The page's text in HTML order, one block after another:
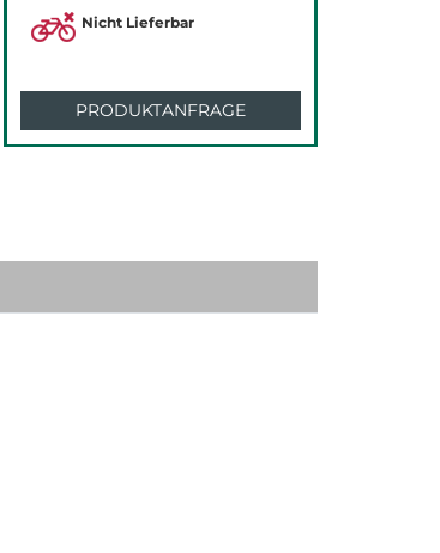
Nicht Lieferbar
PRODUKTANFRAGE